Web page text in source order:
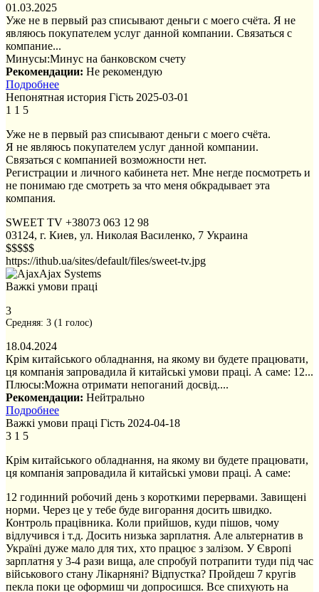
01.03.2025
Уже не в первый раз списывают деньги с моего счёта. Я не
являюсь покупателем услуг данной компании. Связаться с
компание...
Минусы:Минус на банковском счету
Рекомендации: Не рекомендую
Подробнее
Непонятная история Гість 2025-03-01
1 1 5
Уже не в первый раз списывают деньги с моего счёта.
Я не являюсь покупателем услуг данной компании.
Связаться с компанией возможности нет.
Регистрации и личного кабинета нет. Мне негде посмотреть и
не понимаю где смотреть за что меня обкрадывает эта
компания.
SWEET TV +38073 063 12 98
03124, г. Киев, ул. Николая Василенко, 7 Украина
$$$$$
https://ithub.ua/sites/default/files/sweet-tv.jpg
Ajax Systems
Важкі умови праці
3
Средняя: 3 (1 голос)
18.04.2024
Крім китайського обладнання, на якому ви будете працювати,
ця компанія запровадила й китайські умови праці. А саме: 12...
Плюсы:Можна отримати непоганий досвід....
Рекомендации: Нейтрально
Подробнее
Важкі умови праці Гість 2024-04-18
3 1 5
Крім китайського обладнання, на якому ви будете працювати,
ця компанія запровадила й китайські умови праці. А саме:
12 годинний робочий день з короткими перервами. Завищені
норми. Через це у тебе буде вигорання досить швидко.
Контроль працівника. Коли прийшов, куди пішов, чому
відлучився і т.д. Досить низька зарплатня. Але альтернатив в
Україні дуже мало для тих, хто працює з залізом. У Європі
зарплатня у 3-4 рази вища, але спробуй потрапити туди під час
військового стану Лікарняні? Відпустка? Пройдеш 7 кругів
пекла поки це оформиш чи допросишся. Все спихують на